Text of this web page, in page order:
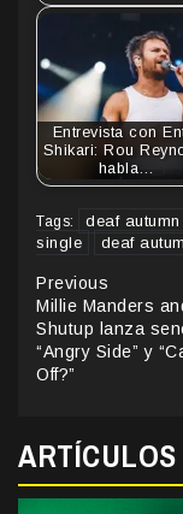
Entrevista con
Shikari: Rou
habla…
Tags: deaf autumn
single
deaf
Continue
Reading
Previous
Millie Manders
Shutup lanza
“Angry Side” y
Off?”